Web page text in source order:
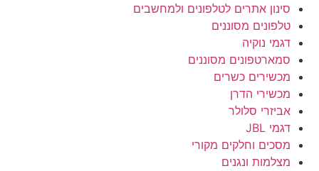
סינון אתרים לטלפונים ולמחשבים
טלפונים מסוננים
דגמי נוקיה
סמארטפונים מסוננים
מכשירים כשרים
מכשירי הדרן
אביזרי סלולר
דגמי JBL
מסכים וחלקים מקורי
מצלמות ונגנים